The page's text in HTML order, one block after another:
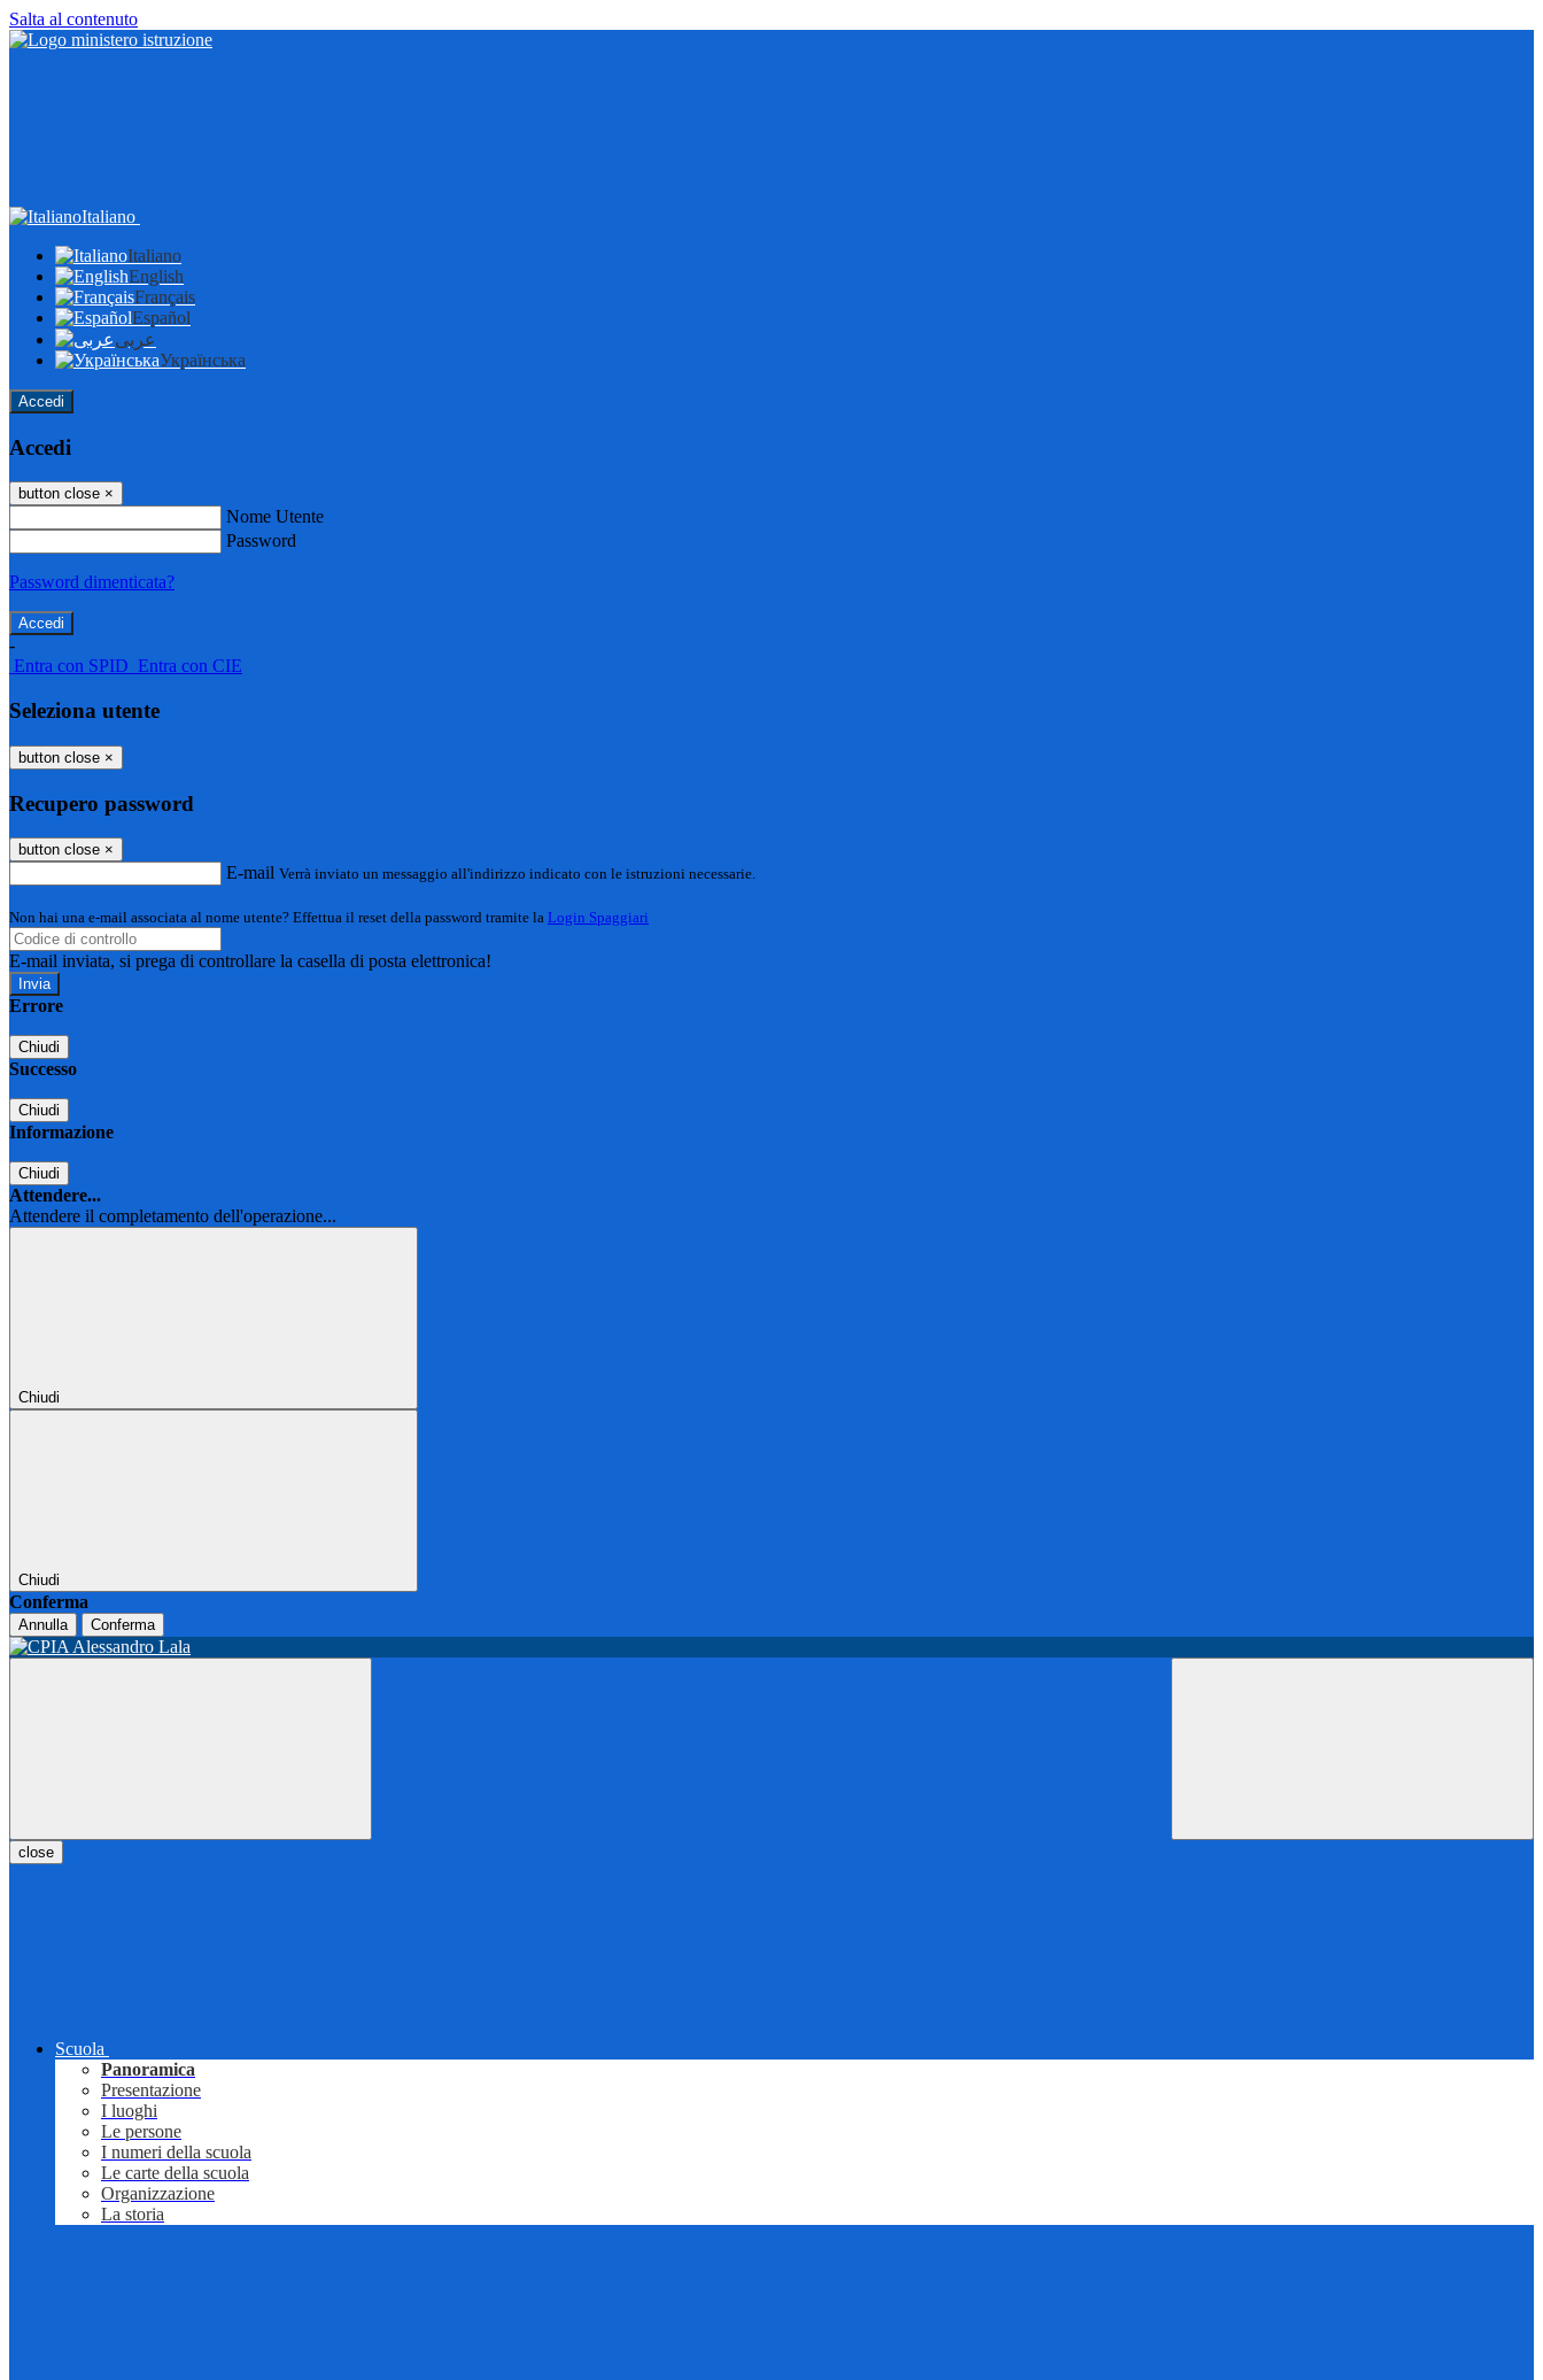
Salta al contenuto
Italiano
Italiano
English
Français
Español
عربى
Українська
Accedi
Accedi
button close ×
Nome Utente
Password
Password dimenticata?
-
Entra con SPID Entra con CIE
Seleziona utente
button close ×
Recupero password
button close ×
E-mail Verrà inviato un messaggio all'indirizzo indicato con le istruzioni necessarie.
Non hai una e-mail associata al nome utente? Effettua il reset della password tramite la Login Spaggiari
E-mail inviata, si prega di controllare la casella di posta elettronica!
Errore
Chiudi
Successo
Chiudi
Informazione
Chiudi
Attendere...
Attendere il completamento dell'operazione...
Chiudi
Chiudi
Conferma
Annulla Conferma
close
Scuola
Panoramica
Presentazione
I luoghi
Le persone
I numeri della scuola
Le carte della scuola
Organizzazione
La storia